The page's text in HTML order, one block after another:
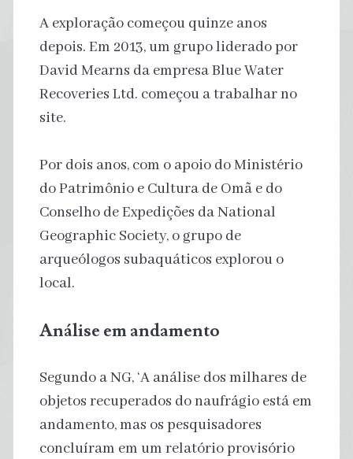
A exploração começou quinze anos
depois. Em 2013, um grupo liderado por
David Mearns da empresa Blue Water
Recoveries Ltd. começou a trabalhar no
site.
Por dois anos, com o apoio do Ministério
do Patrimônio e Cultura de Omã e do
Conselho de Expedições da National
Geographic Society, o grupo de
arqueólogos subaquáticos explorou o
local.
Análise em andamento
Segundo a NG, ‘A análise dos milhares de
objetos recuperados do naufrágio está em
andamento, mas os pesquisadores
concluíram em um relatório provisório